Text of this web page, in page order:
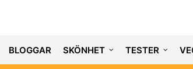
BLOGGAR SKÖNHET TESTER